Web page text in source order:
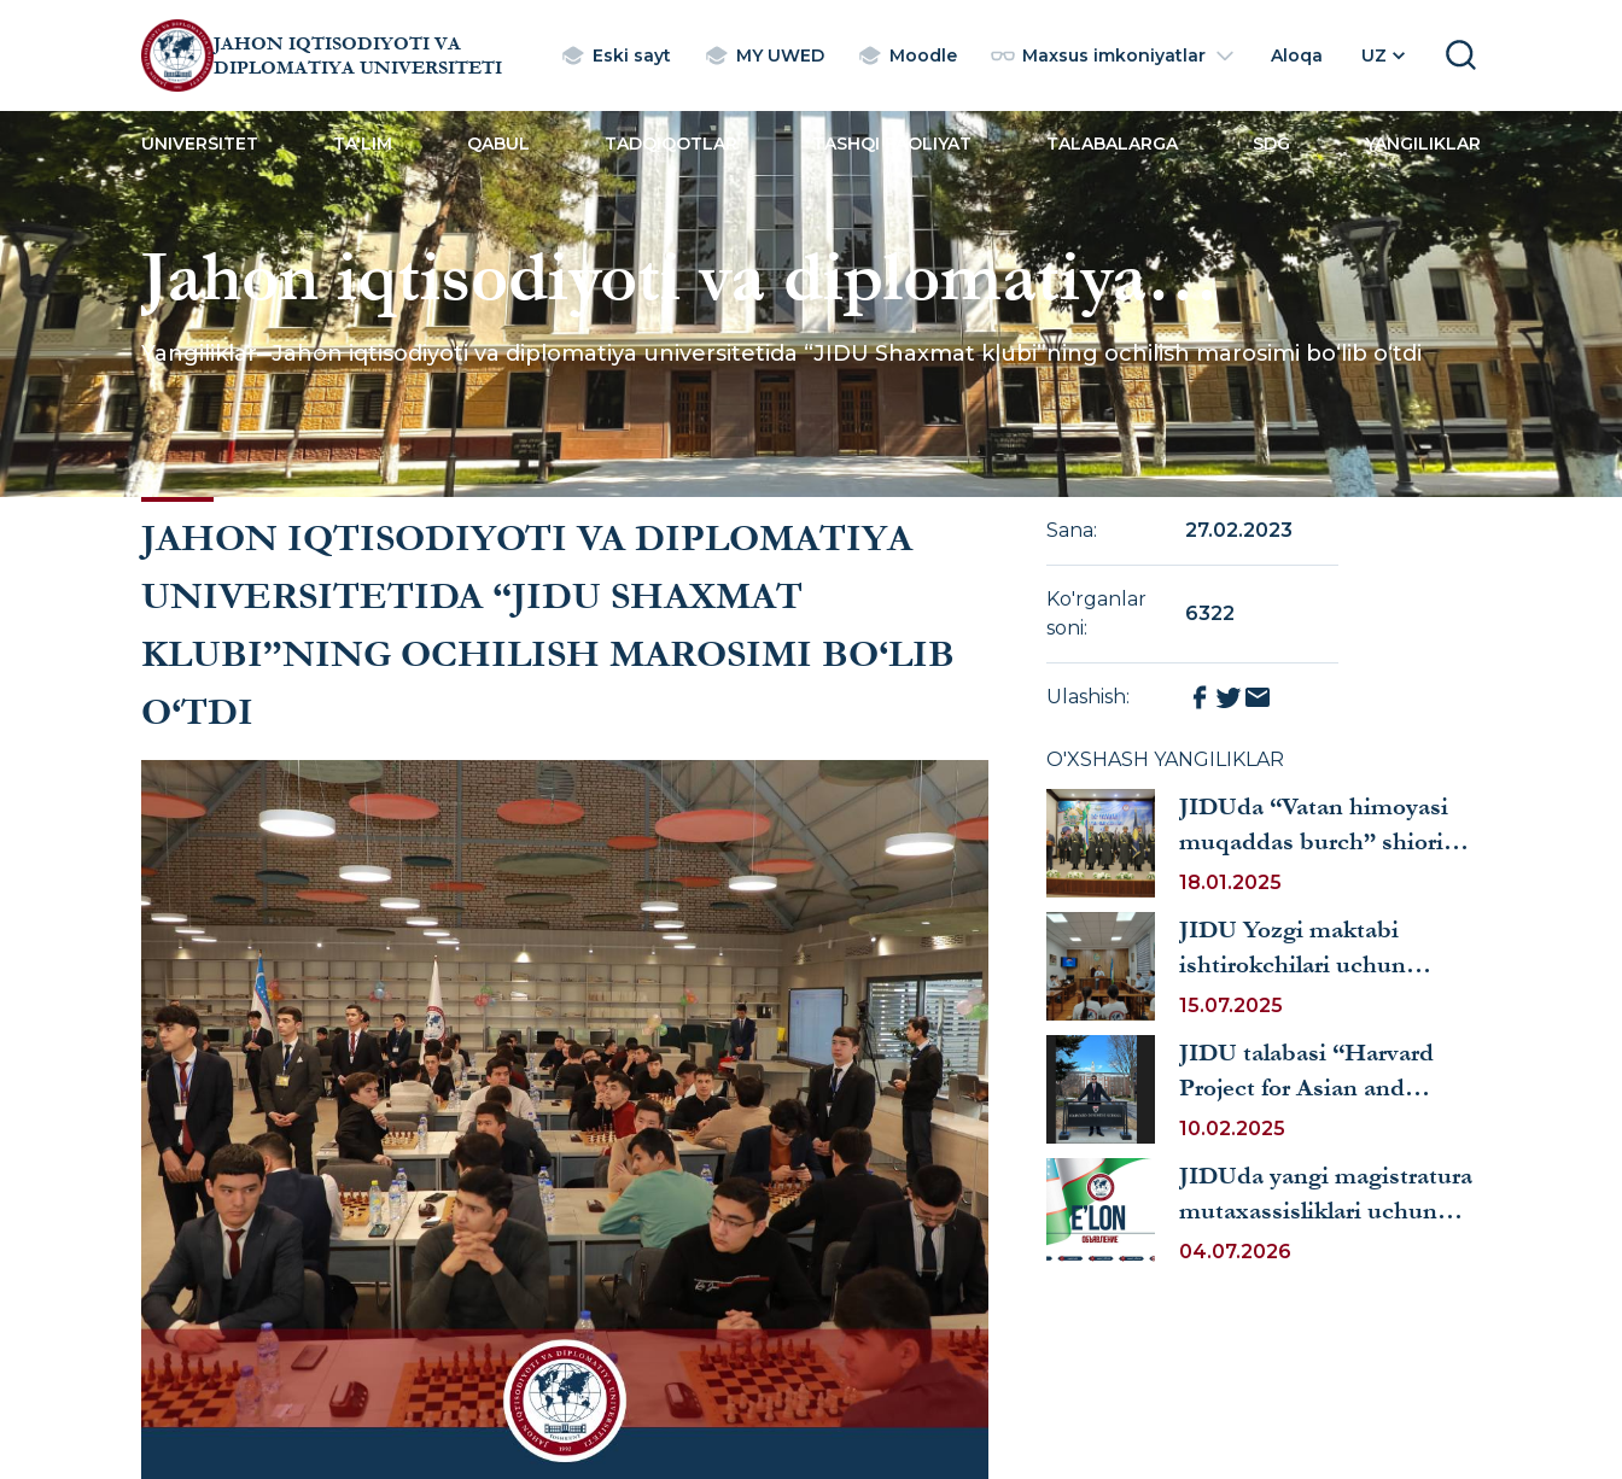
JAHON IQTISODIYOTI VA
DIPLOMATIYA UNIVERSITETI
Eski sayt MY UWED Moodle Maxsus imkoniyatlar Aloqa UZ SEARCH
UNIVERSITET TA'LIM QABUL TADQIQOTLAR TASHQI FAOLIYAT TALABALARGA SDG YANGILIKLAR
Jahon iqtisodiyoti va diplomatiya
universitetida “JIDU Shaxmat klubi”ning
ochilish marosimi bo‘lib o‘tdi
Yangiliklar Jahon iqtisodiyoti va diplomatiya universitetida “JIDU Shaxmat klubi”ning ochilish marosimi bo‘lib o‘tdi
JAHON IQTISODIYOTI VA DIPLOMATIYA
UNIVERSITETIDA “JIDU SHAXMAT
KLUBI”NING OCHILISH MAROSIMI BO‘LIB
O‘TDI
Sana: 27.02.2023
Ko'rganlar
soni:
6322
Ulashish:
O'XSHASH YANGILIKLAR
JIDUda “Vatan himoyasi
muqaddas burch” shiori
ostida bayram tadbiri bo‘lib
18.01.2025
JIDU Yozgi maktabi
ishtirokchilari uchun
bolalar huquqi mavzusida
o‘tkazildi
15.07.2025
JIDU talabasi “Harvard
Project for Asian and
International Relations
ishtirok etdi
10.02.2025
JIDUda yangi magistratura
mutaxassisliklari uchun
qabul boshlandi
04.07.2026